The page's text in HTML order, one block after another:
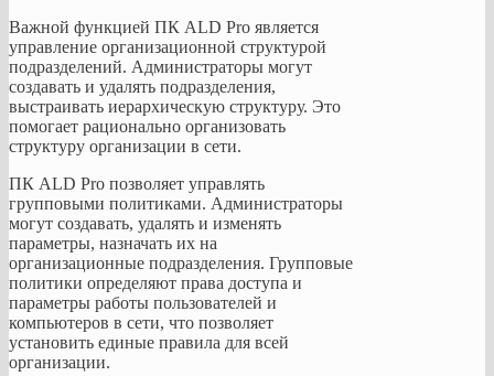
Важной функцией ПК ALD Pro является
управление организационной структурой
подразделений. Администраторы могут
создавать и удалять подразделения,
выстраивать иерархическую структуру. Это
помогает рационально организовать
структуру организации в сети.
ПК ALD Pro позволяет управлять
групповыми политиками. Администраторы
могут создавать, удалять и изменять
параметры, назначать их на
организационные подразделения. Групповые
политики определяют права доступа и
параметры работы пользователей и
компьютеров в сети, что позволяет
установить единые правила для всей
организации.
каталогов</a>.
Это
дает
возможность
государственным
структурам
выбирать
программные
решения,
не
ограничиваясь
определенными
поставщиками.
Софт
имеет
поддержку